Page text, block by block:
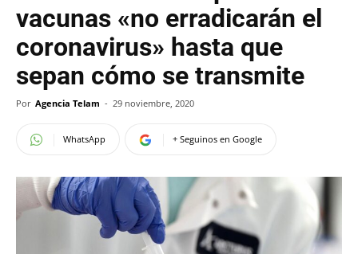
vacunas «no erradicarán el
coronavirus» hasta que
sepan cómo se transmite
Por Agencia Telam - 29 noviembre, 2020
WhatsApp + Seguinos en Google